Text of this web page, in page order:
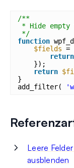
/**
* Hide
*/
function
$fields =
return
});
return
}
add_filter(
Leere
ausblenden